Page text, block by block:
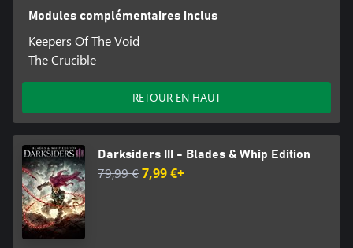
Modules complémentaires inclus
Keepers Of The Void
The Crucible
RETOUR EN HAUT
Darksiders III - Blades & Whip Edition
79,99 €7,99 €+